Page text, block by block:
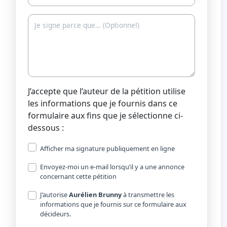
J’accepte que l’auteur de la pétition utilise
les informations que je fournis dans ce
formulaire aux fins que je sélectionne ci-
dessous :
Afficher ma signature publiquement en ligne
Envoyez-moi un e-mail lorsqu’il y a une annonce
concernant cette pétition
J’autoriseAurélien Brunnyà transmettre les
informations que je fournis sur ce formulaire aux
décideurs.